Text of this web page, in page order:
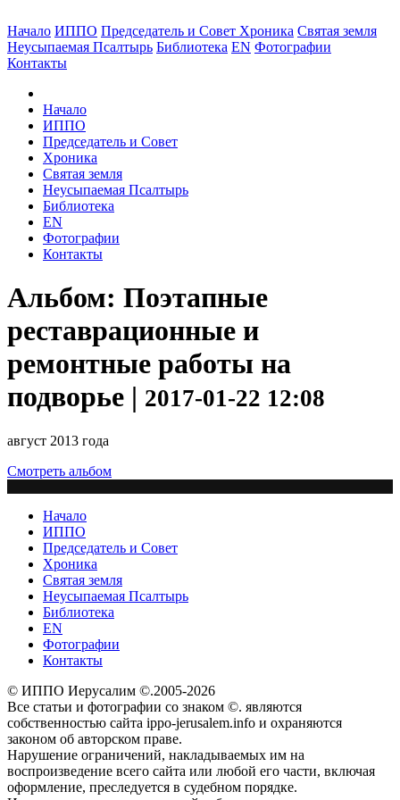
Начало ИППО Председатель и Совет Хроника Святая земля
Неусыпаемая Псалтырь Библиотека EN Фотографии
Контакты
Начало
ИППО
Председатель и Совет
Хроника
Святая земля
Неусыпаемая Псалтырь
Библиотека
EN
Фотографии
Контакты
Альбом: Поэтапные
реставрационные и
ремонтные работы на
подворье | 2017-01-22 12:08
август 2013 года
Смотреть альбом
Начало
ИППО
Председатель и Совет
Хроника
Святая земля
Неусыпаемая Псалтырь
Библиотека
EN
Фотографии
Контакты
© ИППО Иерусалим ©.2005-2026
Все статьи и фотографии со знаком ©. являются
собственностью сайта ippo-jerusalem.info и охраняются
законом об авторском праве.
Нарушение ограничений, накладываемых им на
воспроизведение всего сайта или любой его части, включая
оформление, преследуется в судебном порядке.